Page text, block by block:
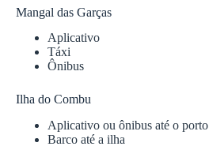
Mangal das Garças
Aplicativo
Táxi
Ônibus
Ilha do Combu
Aplicativo ou ônibus até o porto
Barco até a ilha